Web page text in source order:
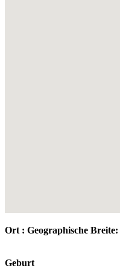
Ort : Geographische Breite:
Geburt